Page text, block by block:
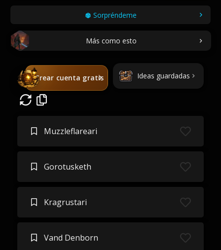
Sorpréndeme
Más como esto
Crear cuenta gratis Ideas guardadas
Muzzleflareari
Gorotusketh
Kragrustari
Vand Denborn